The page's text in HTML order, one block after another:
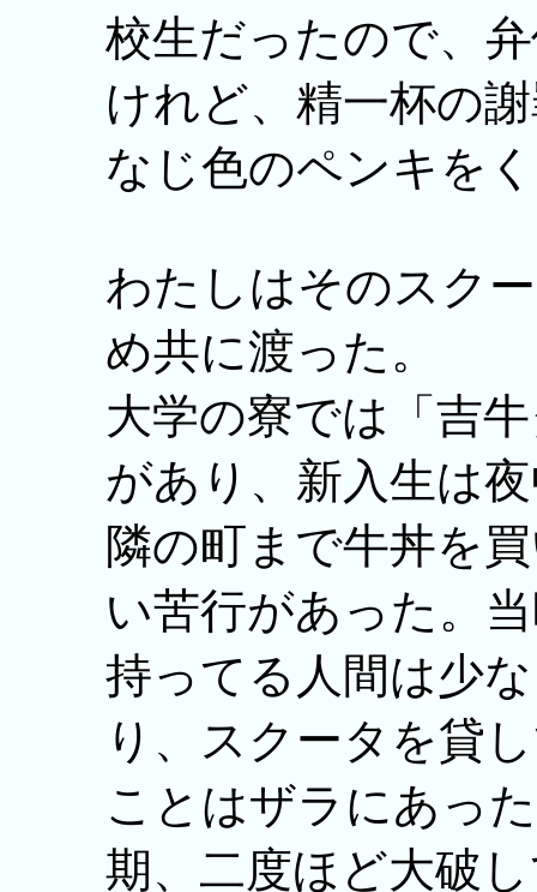
校生だったので、
けれど、精一杯の
なじ色のペンキを
わたしはそのスク
め共に渡った。
大学の寮では「吉
があり、新入生は
隣の町まで牛丼を
い苦行があった。
持ってる人間は少
り、スクータを貸
ことはザラにあっ
期、二度ほど大破